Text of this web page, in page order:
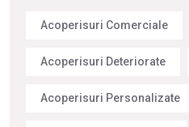
Acoperisuri Comerciale
Acoperisuri Deteriorate
Acoperisuri Personalizate